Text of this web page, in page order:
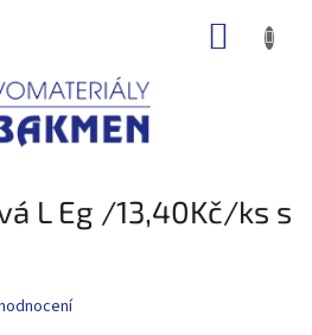
L Eg /13,40Kč/ks s